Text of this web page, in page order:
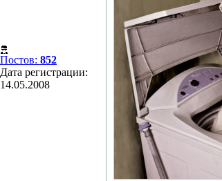
Постов: 852
Дата регистрации:
14.05.2008